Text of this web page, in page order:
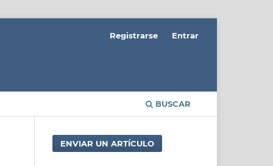
BUSCAR
Registrarse Entrar
ENVIAR UN ARTÍCULO